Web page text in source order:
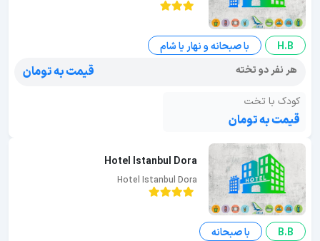
H.B
با صبحانه و نهار یا شام
هر نفر دو تخته
قیمت به تومان
کودک با تخت
قیمت به تومان
Hotel Istanbul Dora
Hotel Istanbul Dora
B.B
با صبحانه